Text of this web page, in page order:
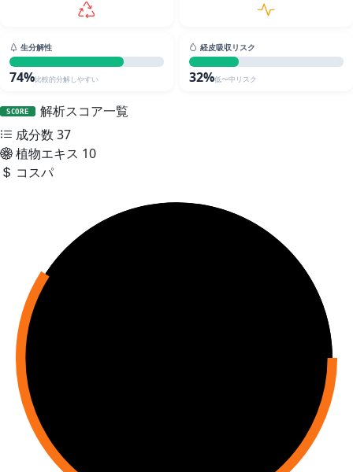
生分解性
74%比較的分解しやすい
経皮吸収リスク
32%低〜中リスク
SCORE
解析スコア一覧
成分数 37
植物エキス 10
コスパ